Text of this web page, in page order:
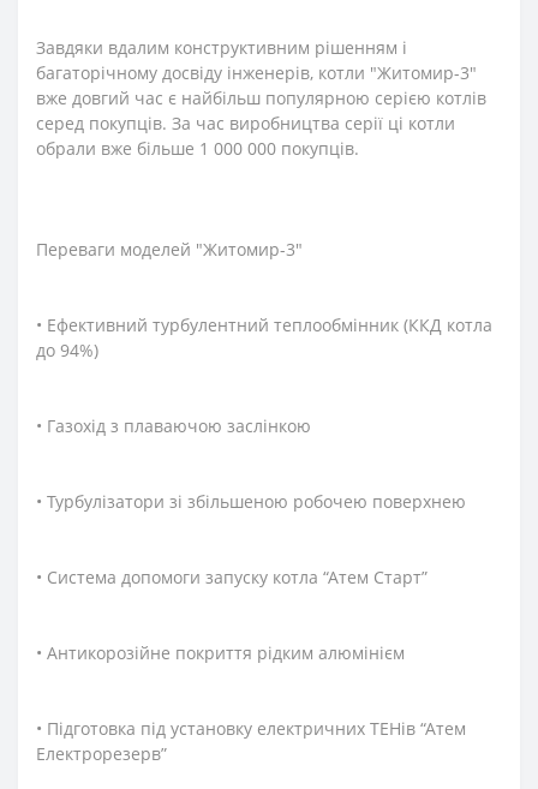
Завдяки вдалим конструктивним рішенням і
багаторічному досвіду інженерів, котли "Житомир-3"
вже довгий час є найбільш популярною серією котлів
серед покупців. За час виробництва серії ці котли
обрали вже більше 1 000 000 покупців.
Переваги моделей "Житомир-3"
• Ефективний турбулентний теплообмінник (ККД котла
до 94%)
• Газохід з плаваючою заслінкою
• Турбулізатори зі збільшеною робочею поверхнею
• Система допомоги запуску котла “Атем Старт”
• Антикорозійне покриття рідким алюмінієм
• Підготовка під установку електричних ТЕНів “Атем
Електрорезерв”